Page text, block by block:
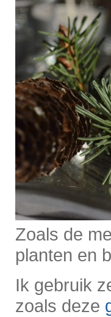
Zoals de
planten en
Ik gebruik
zoals deze